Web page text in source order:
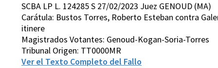
SCBA LP L. 124285 S 27/02/2023 Juez GENOUD (MA)
Carátula: Bustos Torres, Roberto Esteban contra
itinere
Magistrados Votantes: Genoud-Kogan-Soria-Torres
Tribunal Origen: TT0000MR
Ver el Texto Completo del Fallo